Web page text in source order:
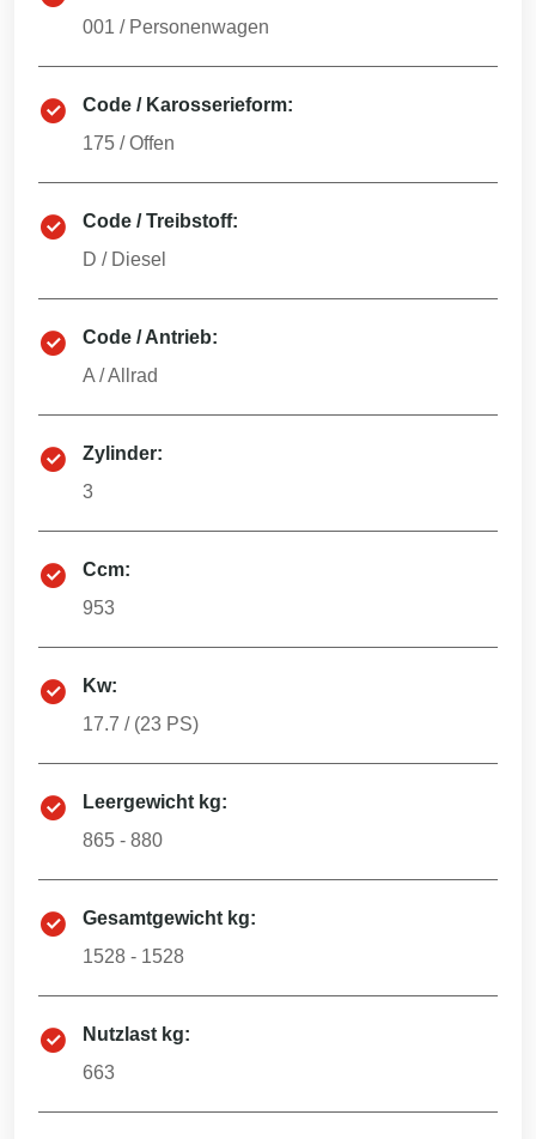
001 / Personenwagen
Code / Karosserieform:
175 /Offen
Code / Treibstoff:
D / Diesel
Code / Antrieb:
A /Allrad
Zylinder:
3
Ccm:
953
Kw:
17.7 / (23 PS)
Leergewicht kg:
865 - 880
Gesamtgewicht kg:
1528 - 1528
Nutzlast kg:
663